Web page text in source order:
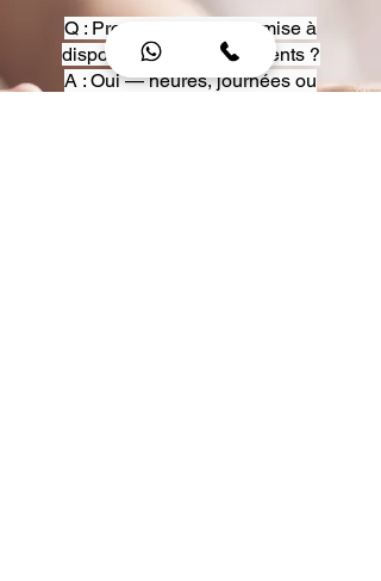
Q : Proposez-vous une mise à
disposition pour événements ?
A : Oui — heures, journées ou